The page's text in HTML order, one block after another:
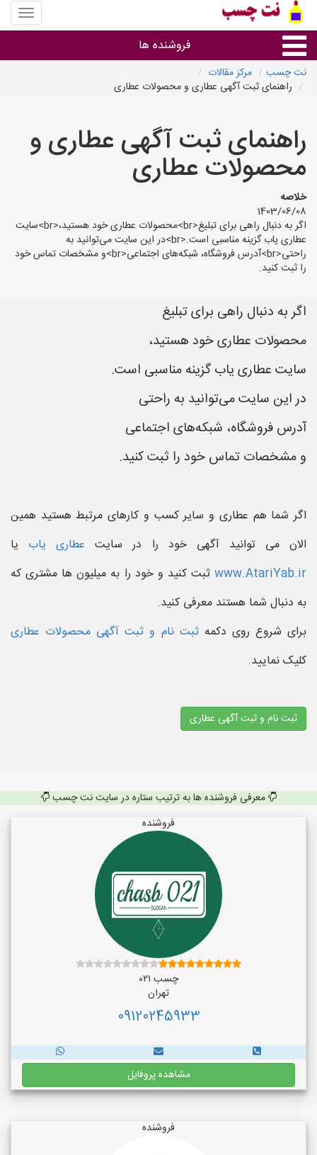
منوی
سایت
چسب
فروشنده ها
گروه ها
استان ها
نت چسب
مرکز مقالات
راهنمای ثبت آگهی عطاری و محصولات عطاری
راهنمای ثبت آگهی عطاری و
محصولات عطاری
خلاصه
1403/06/08
اگر به دنبال راهی برای تبلیغ<br>محصولات عطاری خود هستید،<br>سایت
عطاری یاب گزینه مناسبی است.<br>در این سایت می‌توانید به
راحتی<br>آدرس فروشگاه، شبکه‌های اجتماعی<br>و مشخصات تماس خود
را ثبت کنید.
اگر به دنبال راهی برای تبلیغ
محصولات عطاری خود هستید،
سایت عطاری یاب گزینه مناسبی است.
در این سایت می‌توانید به راحتی
آدرس فروشگاه، شبکه‌های اجتماعی
و مشخصات تماس خود را ثبت کنید.
اگر شما هم عطاری و سایر کسب و کارهای مرتبط هستید همین
الان می توانید آگهی خود را در سایت عطاری یاب یا
www.AtariYab.ir ثبت کنید و خود را به میلیون ها مشتری که
به دنبال شما هستند معرفی کنید.
برای شروع روی دکمهثبت نام و ثبت آگهی محصولات عطاری
کلیک نمایید.
ثبت نام و ثبت آگهی عطاری
معرفی فروشنده ها به ترتیب ستاره در سایت نت چسب
فروشنده
چسب ۰۲۱
تهران
09120245933
مشاهده پروفایل
فروشنده